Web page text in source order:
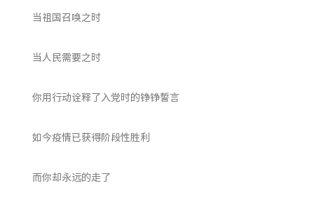
当祖国召唤之时
当人民需要之时
你用行动诠释了入党时的铮铮誓言
如今疫情已获得阶段性胜利
而你却永远的走了